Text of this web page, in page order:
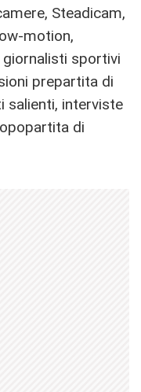
Steadicam,
motion,
sportivi
prepartita di
salienti, interviste
di